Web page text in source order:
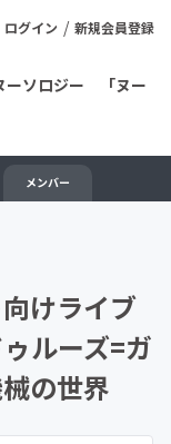
ログイン / 新規会員登録
ーソロジー 「ヌー
メンバー
けライブ
ルーズ=ガ
の世界